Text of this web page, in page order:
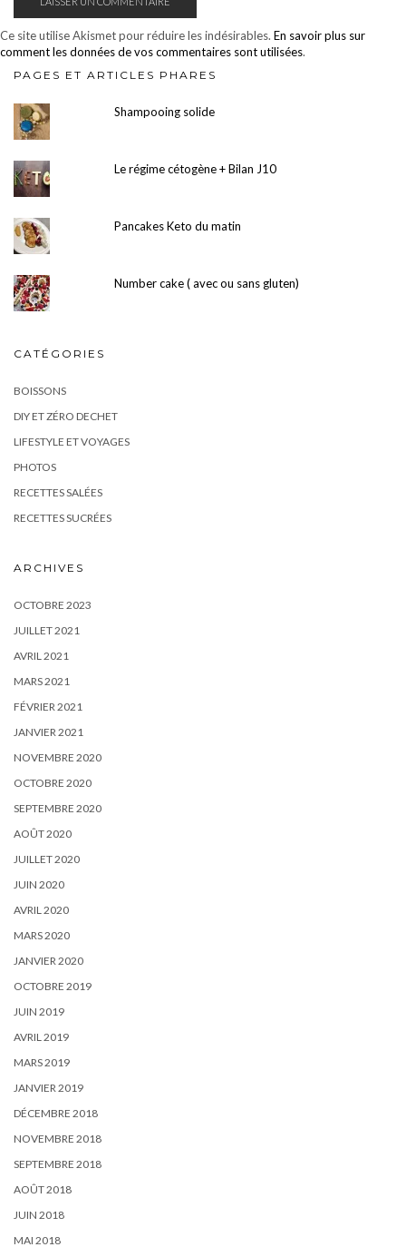
Ce site utilise Akismet pour réduire les indésirables. En savoir plus sur
comment les données de vos commentaires sont utilisées.
PAGES ET ARTICLES PHARES
Shampooing solide
Le régime cétogène + Bilan J10
Pancakes Keto du matin
Number cake ( avec ou sans gluten)
CATÉGORIES
BOISSONS
DIY ET ZÉRO DECHET
LIFESTYLE ET VOYAGES
PHOTOS
RECETTES SALÉES
RECETTES SUCRÉES
ARCHIVES
OCTOBRE 2023
JUILLET 2021
AVRIL 2021
MARS 2021
FÉVRIER 2021
JANVIER 2021
NOVEMBRE 2020
OCTOBRE 2020
SEPTEMBRE 2020
AOÛT 2020
JUILLET 2020
JUIN 2020
AVRIL 2020
MARS 2020
JANVIER 2020
OCTOBRE 2019
JUIN 2019
AVRIL 2019
MARS 2019
JANVIER 2019
DÉCEMBRE 2018
NOVEMBRE 2018
SEPTEMBRE 2018
AOÛT 2018
JUIN 2018
MAI 2018